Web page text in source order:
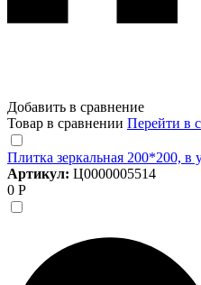
Добавить в сравнение
Товар в сравнении Перейти в
Плитка зеркальная 200*200, в
Артикул: Ц0000005514
0 Р